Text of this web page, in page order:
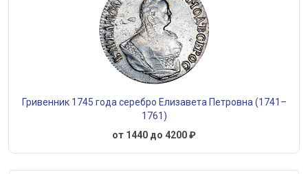
Гривенник 1745 года серебро Елизавета Петровна (1741–
1761)
от 1440 до 4200 ₽